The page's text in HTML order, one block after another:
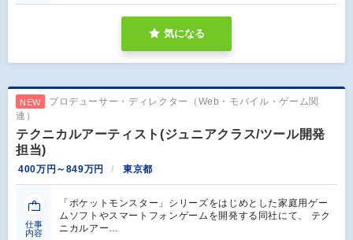
気になる
NEW
プロデューサー・ディレクター（Web・モバイル・ゲーム関
連）
テクニカルアーティスト(ジュニアクラス/ツール開発
担当)
400万円～849万円 東京都
仕事
内容
「ポケットモンスター」シリーズをはじめとした家庭用ゲー
ムソフトやスマートフォンゲームを開発する同社にて、 テク
ニカルアー…